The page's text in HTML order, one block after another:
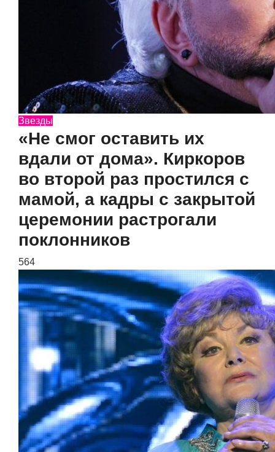
Звезды
«Не смог оставить их
вдали от дома». Киркоров
во второй раз простился с
мамой, а кадры с закрытой
церемонии растрогали
поклонников
564